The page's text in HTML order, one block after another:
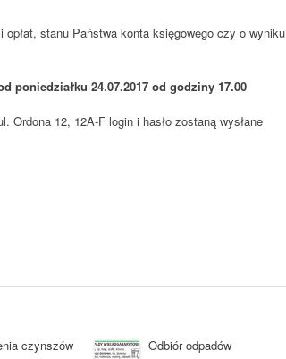
stanu Państwa konta księgowego czy o wyniku
poniedziałku 24.07.2017 od godziny 17.00
Ordona 12, 12A-F login i hasło zostaną wysłane
czynszów
Odbiór odpadów